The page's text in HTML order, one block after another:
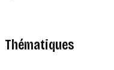
Thématiques